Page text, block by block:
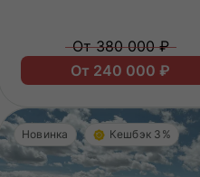
нагрузки. Возможно,
нужно будет физически
к туру.
От 380 000 ₽
От 240 000 ₽
Новинка Кешбэк 3%